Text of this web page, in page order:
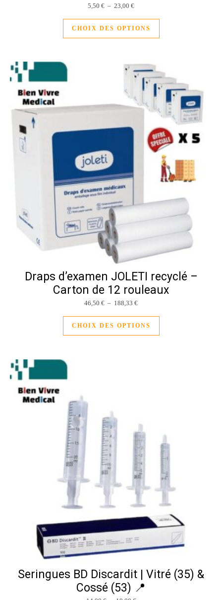
5,50 € – 23,00 €Plage de prix : 5,50 € à 23,00 €
CHOIX DES OPTIONS
Draps d’examen JOLETI recyclé –
Carton de 12 rouleaux
46,50 € – 188,33 €Plage de prix : 46,50 € à
CHOIX DES OPTIONS
Seringues BD Discardit | Vitré (35) &
Cossé (53) 📍